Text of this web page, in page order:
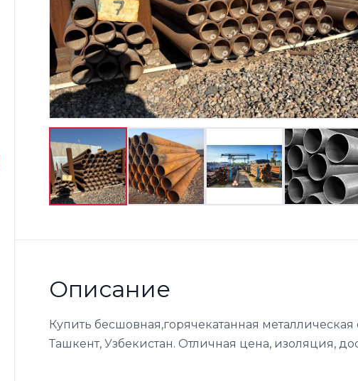
Описание
Купить бесшовная,горячекатанная
Ташкент, Узбекистан. Отличная цена, изоляция,